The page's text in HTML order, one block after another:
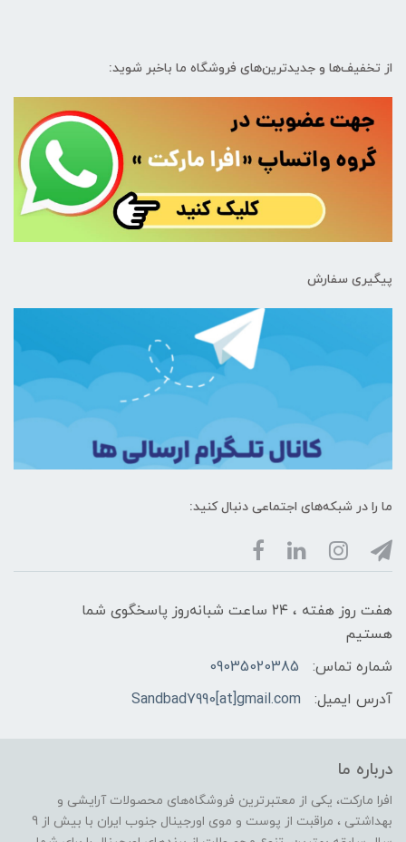
از تخفیف‌ها و جدیدترین‌های فروشگاه ما باخبر شوید:
پیگیری سفارش
ما را در شبکه‌های اجتماعی دنبال کنید:
هفت روز هفته ، ۲۴ ساعت شبانه‌روز پاسخگوی شما
هستیم
شماره تماس:
09035020385
آدرس ایمیل:
Sandbad7990[at]gmail.com
درباره ما
افرا مارکت، یکی از معتبرترین فروشگاه‌های محصولات آرایشی و
بهداشتی ، مراقبت از پوست و موی اورجینال جنوب ایران با بیش از 9